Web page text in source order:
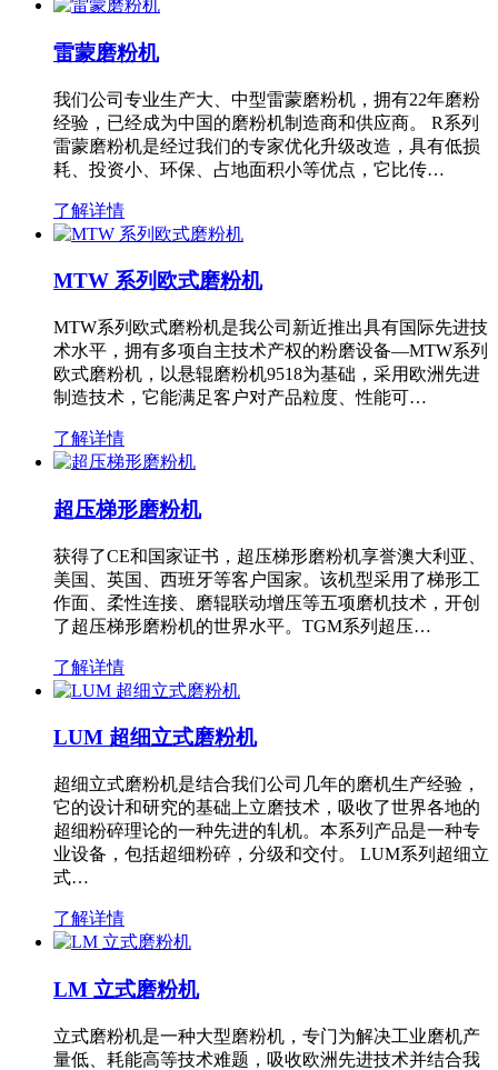
雷蒙磨粉机
我们公司专业生产大、中型雷蒙磨粉机，拥有22年磨粉
经验，已经成为中国的磨粉机制造商和供应商。 R系列
雷蒙磨粉机是经过我们的专家优化升级改造，具有低损
耗、投资小、环保、占地面积小等优点，它比传…
了解详情
MTW 系列欧式磨粉机
MTW系列欧式磨粉机是我公司新近推出具有国际先进技
术水平，拥有多项自主技术产权的粉磨设备—MTW系列
欧式磨粉机，以悬辊磨粉机9518为基础，采用欧洲先进
制造技术，它能满足客户对产品粒度、性能可…
了解详情
超压梯形磨粉机
获得了CE和国家证书，超压梯形磨粉机享誉澳大利亚、
美国、英国、西班牙等客户国家。该机型采用了梯形工
作面、柔性连接、磨辊联动增压等五项磨机技术，开创
了超压梯形磨粉机的世界水平。TGM系列超压…
了解详情
LUM 超细立式磨粉机
超细立式磨粉机是结合我们公司几年的磨机生产经验，
它的设计和研究的基础上立磨技术，吸收了世界各地的
超细粉碎理论的一种先进的轧机。本系列产品是一种专
业设备，包括超细粉碎，分级和交付。 LUM系列超细立
式…
了解详情
LM 立式磨粉机
立式磨粉机是一种大型磨粉机，专门为解决工业磨机产
量低、耗能高等技术难题，吸收欧洲先进技术并结合我